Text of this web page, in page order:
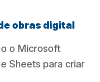
obras digital
o Microsoft
Sheets para criar